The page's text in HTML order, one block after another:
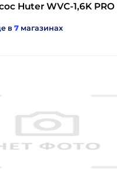
Huter WVC-1,6K PRO
в 7 магазинах